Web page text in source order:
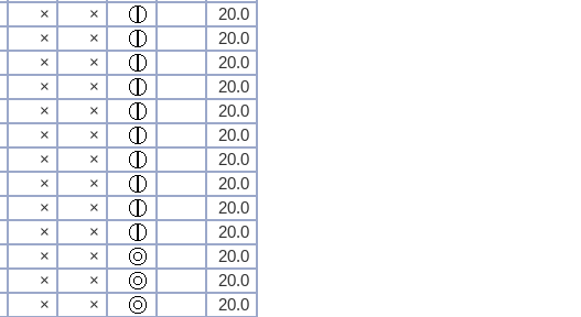
× ×
20.0
× ×
20.0
× ×
20.0
× ×
20.0
× ×
20.0
× ×
20.0
× ×
20.0
× ×
20.0
× ×
20.0
× ×
20.0
× ×
20.0
× ×
20.0
× ×
20.0